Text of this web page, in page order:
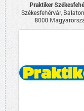
Praktiker
Székesfehérvár,
8000